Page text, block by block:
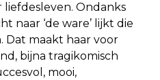
Ondanks
naar ‘de ware’ lijkt die
Dat maakt haar voor
bijna tragikomisch
mooi,